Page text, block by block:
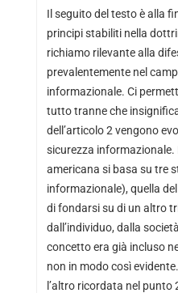
Il seguito del testo è alla
principi stabiliti nella
richiamo rilevante alla
prevalentemente nel
informazionale. Ci
tutto tranne che
dell’articolo 2 vengono
sicurezza informazionale.
americana si basa su tre
informazionale), quella
di fondarsi su di un altro
dall’individuo, dalla
concetto era già incluso
non in modo così
l’altro ricordata nel punto